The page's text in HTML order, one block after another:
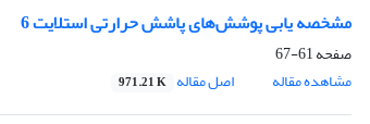
مشخصه یابی پوشش‌های پاشش حرارتی استلایت 6
صفحه61-67
مشاهده مقاله
اصل مقاله 971.21 K